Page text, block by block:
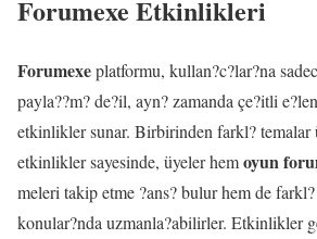
Forumexe Etkinlikleri
Forumexeplatformu, kullan?c?lar?na
payla??m? de?il, ayn? zamanda çe?itli
etkinlikler sunar. Birbirinden farkl? temalar
etkinlikler sayesinde, üyeler hemoyun
meleri takip etme ?ans? bulur hem de farkl?
konular?nda uzmanla?abilirler. Etkinlikler